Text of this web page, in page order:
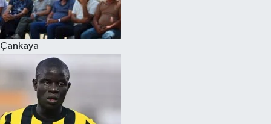
Çankaya